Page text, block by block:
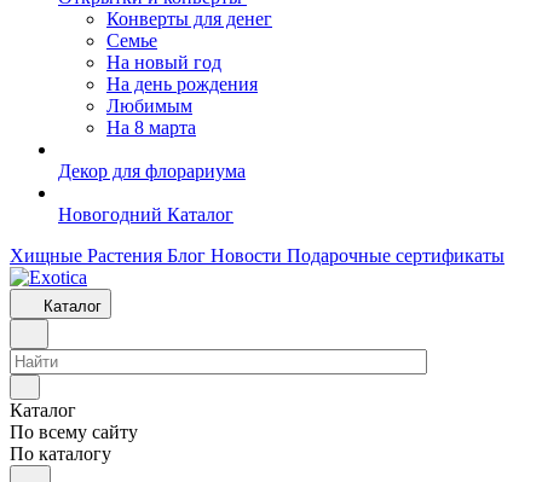
Конверты для денег
Семье
На новый год
На день рождения
Любимым
На 8 марта
Декор для флорариума
Новогодний Каталог
Хищные Растения Блог Новости Подарочные сертификаты
Каталог
Каталог
По всему сайту
По каталогу